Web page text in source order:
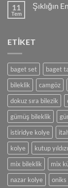
veya
Boncuklu
ve
Yapımı
11
Tem
Şıklığın
Büyük
ETIKET
baget set baget
bileklik
camgöz
dokuz sıra bilezik
gümüş bileklik
istiridye kolye
kolye
kutup
mix bileklik
mix
nazar kolye
oniks